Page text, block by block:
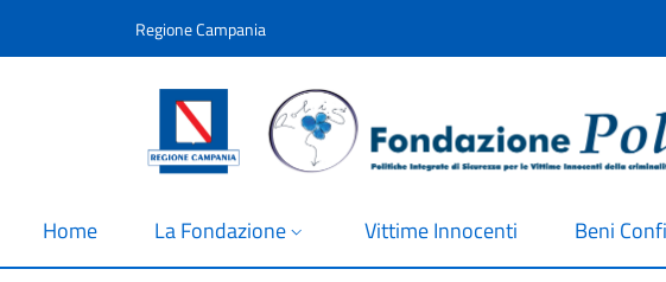
Regione Campania
Home La Fondazione Vittime Innocenti Beni